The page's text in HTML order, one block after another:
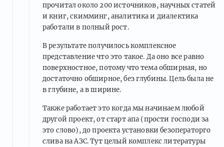
прочитал около 200 источников, научных статей
и книг, скимминг, аналитика и диалектика
работали в полный рост.
В результате получилось комплексное
представление что это такое. Да оно все равно
поверхностное, потому что тема обширная, но
достаточно обширное, без глубины. Цель была не
в глубине, а в ширине.
Также работает это когда мы начинаем любой
другой проект, от старт апа (прости господи за
это слово), до проекта установки безоператорго
слива на АЗС. Тут целый комплекс литературы